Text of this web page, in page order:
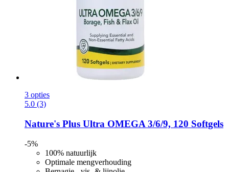
3 opties
5.0 (3)
Nature's Plus Ultra OMEGA 3/6/9, 120 Softgels
-5%
100% natuurlijk
Optimale mengverhouding